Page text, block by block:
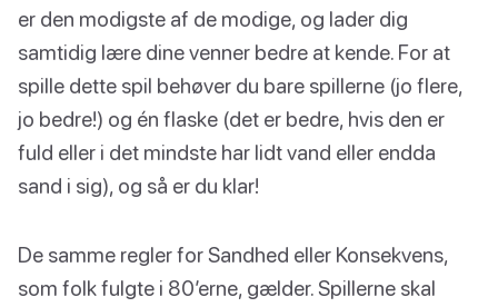
er den modigste af de modige, og lader dig
samtidig lære dine venner bedre at kende. For at
spille dette spil behøver du bare spillerne (jo flere,
jo bedre!) og én flaske (det er bedre, hvis den er
fuld eller i det mindste har lidt vand eller endda
sand i sig), og så er du klar!
De samme regler for Sandhed eller Konsekvens,
som folk fulgte i 80’erne, gælder. Spillerne skal